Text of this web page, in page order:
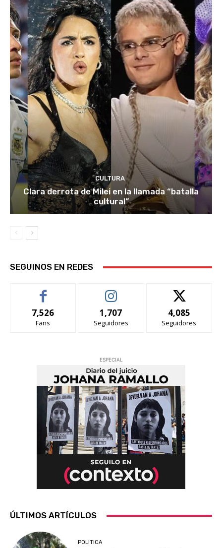
CULTURA
Clara derrota de Milei en la llamada “batalla
cultural”
SEGUINOS EN REDES
7,526
Fans
1,707
Seguidores
4,085
Seguidores
ESPECIAL
ÚLTIMOS ARTÍCULOS
POLITICA